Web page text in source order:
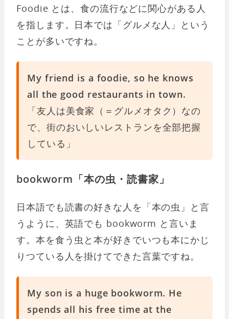
Foodie とは、食の流行などに関心がある人
を指します。日本では「グルメな人」という
ことが多いですね。
My friend is a foodie, so he knows
all the good restaurants in town.
「友人は美食家（＝グルメオタク）なの
で、街のおいしいレストランを全部把握
している」
bookworm「本の虫・読書家」
日本語でも読書の好きな人を「本の虫」と言
うように、英語でも bookworm と言いま
す。本を食う虫と本が好きでいつも本にかじ
りつている人を掛けてできた言葉ですね。
My son is a huge bookworm. He
spends all his free time at the